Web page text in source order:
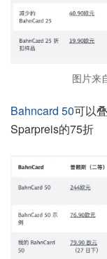
图片来
Bahncard 50可以
Sparpreis的75折